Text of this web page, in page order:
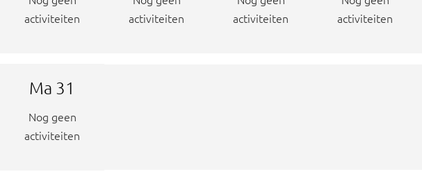
activiteiten
activiteiten
activiteiten
activiteiten
Ma 31
Nog geen
activiteiten